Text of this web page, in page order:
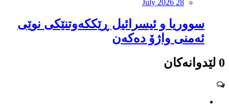
July 2026 28
سووریا و ئیسرائیل ڕێککەوتنێکی نوێی
ئەمنی واژۆ دەکەن
0 لێدوانەکان